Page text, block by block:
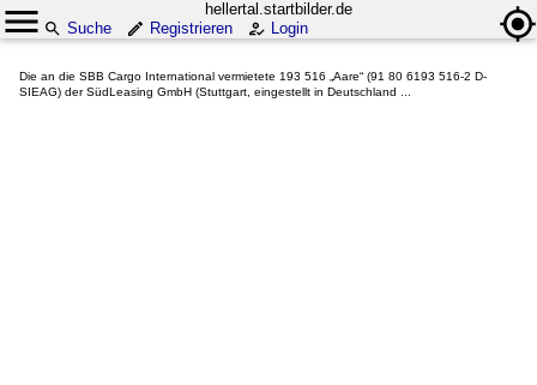
hellertal.startbilder.de
Suche
Registrieren Login
Die an die SBB Cargo International vermietete 193 516 „Aare“ (91 80 6193 516-2 D-
SIEAG) der SüdLeasing GmbH (Stuttgart, eingestellt in Deutschland ...